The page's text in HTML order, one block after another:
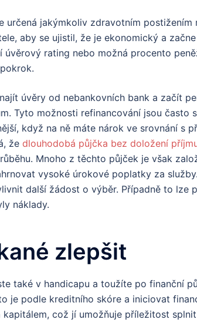
určená jakýmkoliv zdravotním
aby se ujistil, že je ekonomický a
úvěrový rating nebo možná procento
úvěry od nebankovních bank a začít
Tyto možnosti refinancování jsou
když na ně máte nárok ve srovnání s
že dlouhodobá půjčka bez doložení
Mnoho z těchto půjček je však
vysoké úrokové poplatky za
další žádost o výběr. Případně to
náklady.
zlepšit
také v handicapu a toužíte po finanční
je podle kreditního skóre a iniciovat
kapitálem, což jí umožňuje příležitost